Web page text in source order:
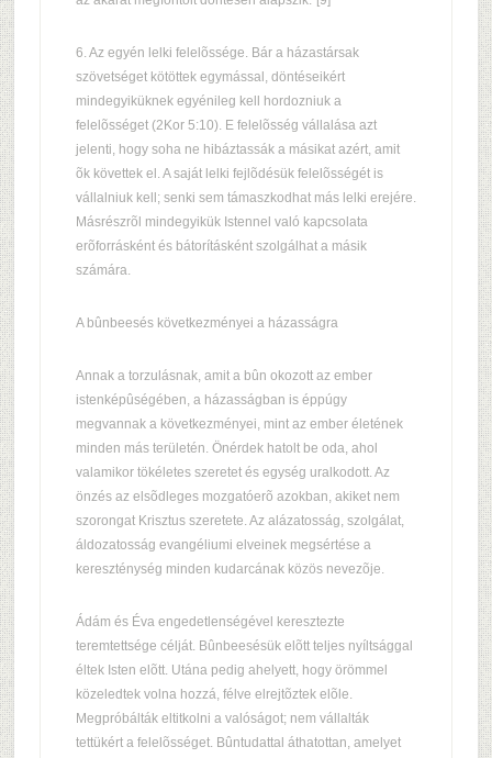
6. Az egyén lelki felelõssége. Bár a házastársak
szövetséget kötöttek egymással, döntéseikért
mindegyiküknek egyénileg kell hordozniuk a
felelõsséget (2Kor 5:10). E felelõsség vállalása azt
jelenti, hogy soha ne hibáztassák a másikat azért, amit
õk követtek el. A saját lelki fejlõdésük felelõsségét is
vállalniuk kell; senki sem támaszkodhat más lelki erejére.
Másrészrõl mindegyikük Istennel való kapcsolata
erõforrásként és bátorításként szolgálhat a másik
számára.
A bûnbeesés következményei a házasságra
Annak a torzulásnak, amit a bûn okozott az ember
istenképûségében, a házasságban is éppúgy
megvannak a következményei, mint az ember életének
minden más területén. Önérdek hatolt be oda, ahol
valamikor tökéletes szeretet és egység uralkodott. Az
önzés az elsõdleges mozgatóerõ azokban, akiket nem
szorongat Krisztus szeretete. Az alázatosság, szolgálat,
áldozatosság evangéliumi elveinek megsértése a
kereszténység minden kudarcának közös nevezõje.
Ádám és Éva engedetlenségével keresztezte
teremtettsége célját. Bûnbeesésük elõtt teljes nyíltsággal
éltek Isten elõtt. Utána pedig ahelyett, hogy örömmel
közeledtek volna hozzá, félve elrejtõztek elõle.
Megpróbálták eltitkolni a valóságot; nem vállalták
tettükért a felelõsséget. Bûntudattal áthatottan, amelyet